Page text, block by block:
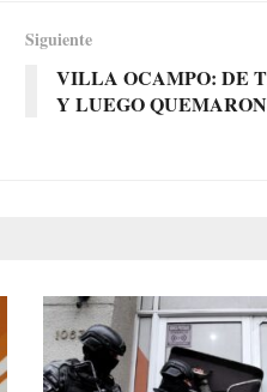
Siguiente
VILLA OCAMPO: DE
Y LUEGO